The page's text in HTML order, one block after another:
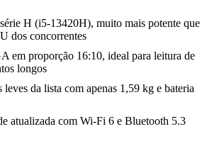
H (i5-13420H), muito mais potente que
dos concorrentes
em proporção 16:10, ideal para leitura de
longos
leves da lista com apenas 1,59 kg e bateria
atualizada com Wi-Fi 6 e Bluetooth 5.3